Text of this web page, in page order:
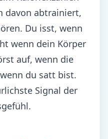
davon abtrainiert,
Du isst, wenn
wenn dein Körper
auf, wenn die
du satt bist.
Signal der